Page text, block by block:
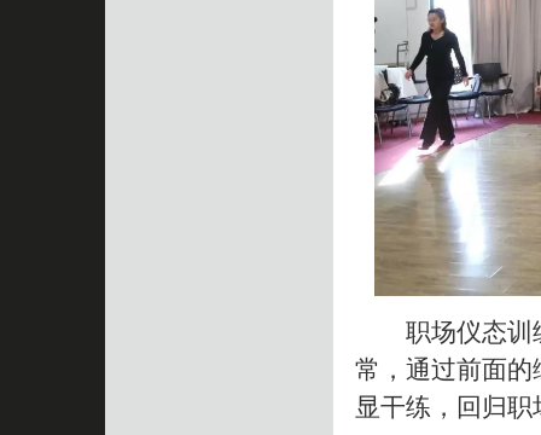
职场仪态训练
常，通过前面
显干练，回归